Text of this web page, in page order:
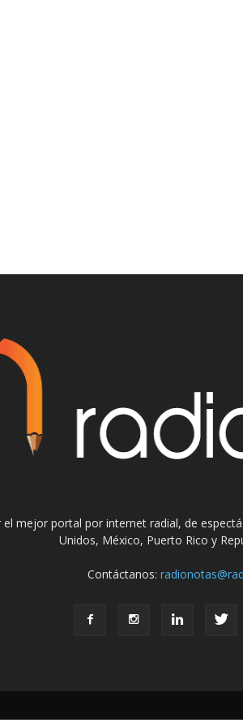
mejor portal por internet radial, de
Unidos, México, Puerto Rico y
Contáctanos: